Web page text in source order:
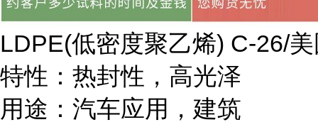
LDPE(低密度聚乙烯) C-26/
特性：热封性，高光泽
用途：汽车应用，建筑